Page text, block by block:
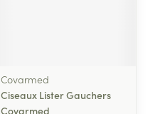
Covarmed
Ciseaux Lister Gauchers
Covarmed